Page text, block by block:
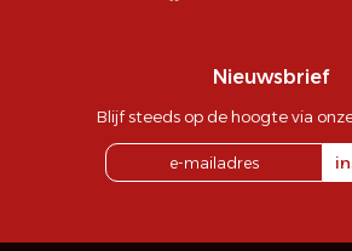
Nieuwsbrief
Blijf steeds op de hoogte via